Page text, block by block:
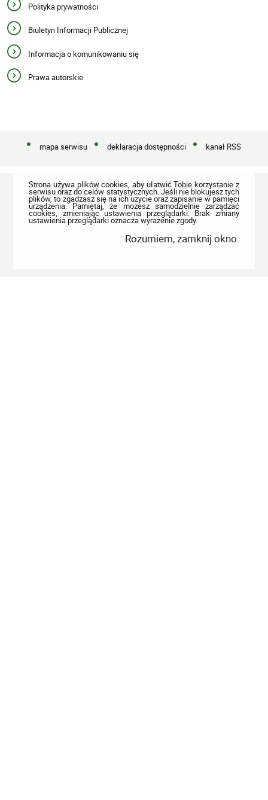
Polityka prywatności
Biuletyn Informacji Publicznej
Informacja o komunikowaniu się
Prawa autorskie
mapa serwisu deklaracja dostępności kanał RSS
Strona używa plików cookies, aby ułatwić Tobie korzystanie z
serwisu oraz do celów statystycznych. Jeśli nie blokujesz tych
plików, to zgadzasz się na ich użycie oraz zapisanie w pamięci
urządzenia. Pamiętaj, że możesz samodzielnie zarządzać
cookies, zmieniając ustawienia przeglądarki. Brak zmiany
ustawienia przeglądarki oznacza wyrażenie zgody.
Rozumiem, zamknij okno.